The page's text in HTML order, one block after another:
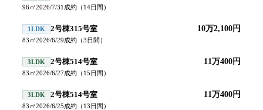
96㎡2026/7/31 成約 （14日間）
1LDK 2号棟315号室 10万2,100円
83㎡2026/6/29成約 （3日間）
3LDK 2号棟514号室 11万400円
83㎡2026/6/27成約 （15日間）
3LDK 2号棟514号室 11万400円
83㎡2026/6/25成約 （13日間）